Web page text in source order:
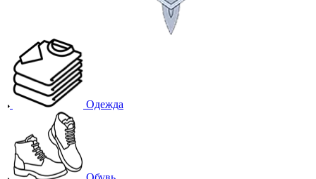
Одежда